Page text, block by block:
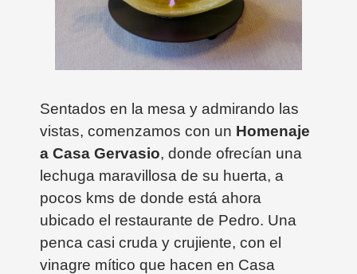
Sentados en la mesa y admirando las
vistas, comenzamos con un Homenaje
a Casa Gervasio, donde ofrecían una
lechuga maravillosa de su huerta, a
pocos kms de donde está ahora
ubicado el restaurante de Pedro. Una
penca casi cruda y crujiente, con el
vinagre mítico que hacen en Casa